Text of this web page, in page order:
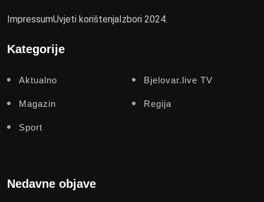
ImpressumUvjeti korištenjaIzbori 2024.
Kategorije
Aktualno Bjelovar.live TV
Magazin Regija
Sport
Nedavne objave